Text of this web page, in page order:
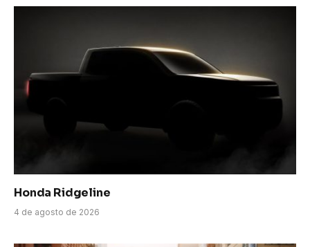
Honda Ridgeline
4 de agosto de 2026